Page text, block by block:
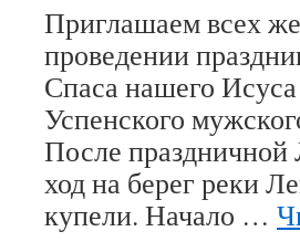
Приглашаем всех
проведении
Спаса нашего
Успенского
После праздничной
ход на берег реки
купели. Начало …